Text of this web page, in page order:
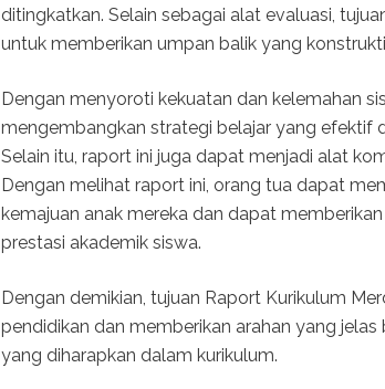
ditingkatkan. Selain sebagai alat evaluasi,
untuk memberikan umpan balik yang
Dengan menyoroti kekuatan dan kelemahan
mengembangkan strategi belajar yang efektif
Selain itu, raport ini juga dapat menjadi alat
Dengan melihat raport ini, orang tua dapat
kemajuan anak mereka dan dapat
prestasi akademik siswa.
Dengan demikian, tujuan Raport Kurikulum
pendidikan dan memberikan arahan yang
yang diharapkan dalam kurikulum.